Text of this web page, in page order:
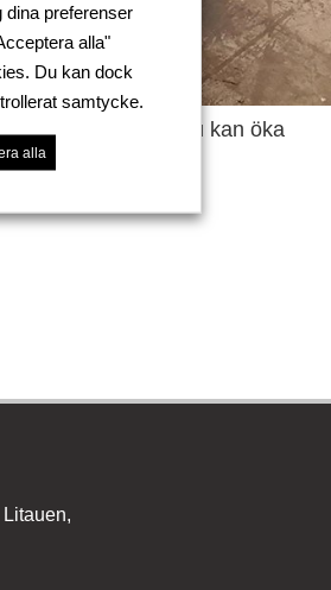
Plåtindustri AB nu kan öka
dina preferenser
alla"
Du kan dock
samtycke.
alla